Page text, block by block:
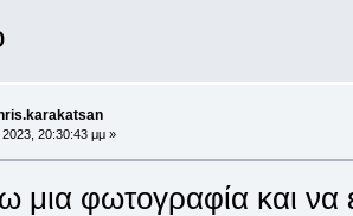
2023, 20:30:43 μμ »
μια φωτογραφία και να